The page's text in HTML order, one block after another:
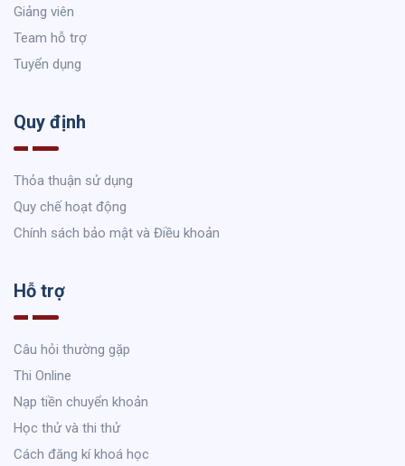
Giảng viên
Team hỗ trợ
Tuyển dụng
Quy định
Thỏa thuận sử dụng
Quy chế hoạt động
Chính sách bảo mật và Điều khoản
Hỗ trợ
Câu hỏi thường gặp
Thi Online
Nạp tiền chuyển khoản
Học thử và thi thử
Cách đăng kí khoá học